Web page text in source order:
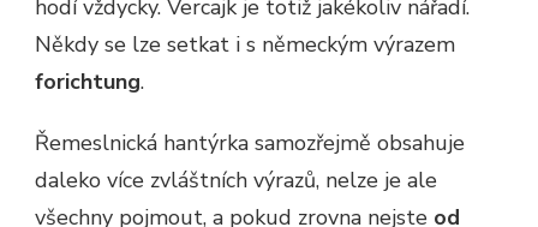
hodí vždycky. Vercajk je totiž jakékoliv nářadí.
Někdy se lze setkat i s německým výrazem
forichtung.
Řemeslnická hantýrka samozřejmě obsahuje
daleko více zvláštních výrazů, nelze je ale
všechny pojmout, a pokud zrovna nejste od